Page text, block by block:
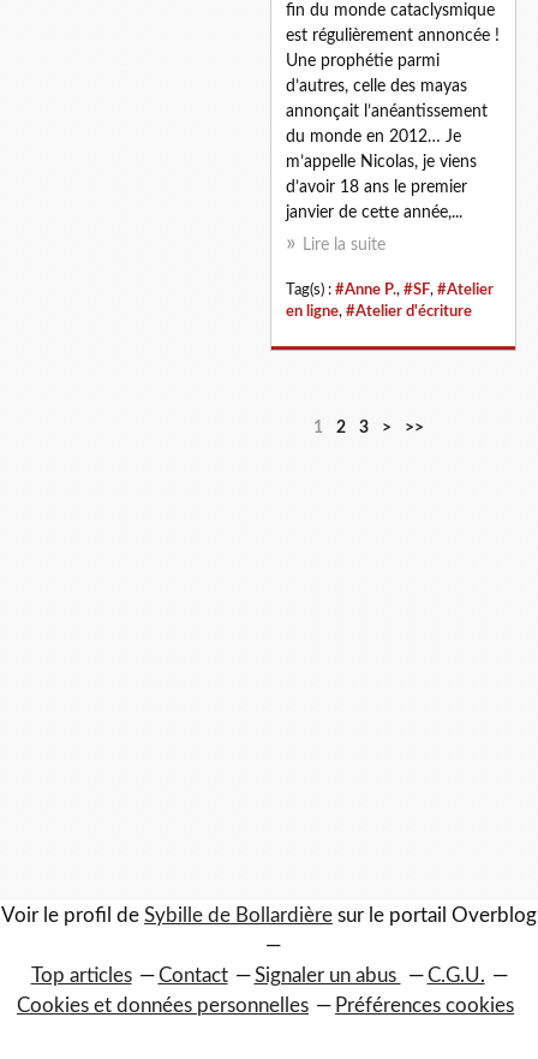
fin du monde cataclysmique
est régulièrement annoncée !
Une prophétie parmi
d’autres, celle des mayas
annonçait l’anéantissement
du monde en 2012… Je
m’appelle Nicolas, je viens
d’avoir 18 ans le premier
janvier de cette année,...
Lire la suite
Tag(s) : #Anne P., #SF, #Atelier
en ligne, #Atelier d'écriture
1 2 3 > >>
Voir le profil de Sybille de Bollardière sur le portail Overblog
Top articles Contact Signaler un abus
C.G.U.
Cookies et données personnelles
Préférences cookies